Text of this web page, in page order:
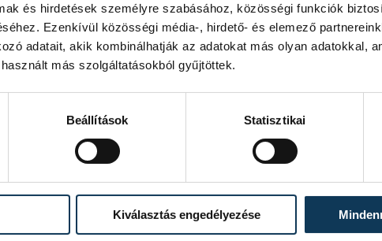
és hirdetések személyre szabásához, közösségi funkciók
Ezenkívül közösségi média-, hirdető- és elemező
adatait, akik kombinálhatják az adatokat más olyan adatokkal,
más szolgáltatásokból gyűjtöttek.
Beállítások Statisztikai
Kiválasztás engedélyezése